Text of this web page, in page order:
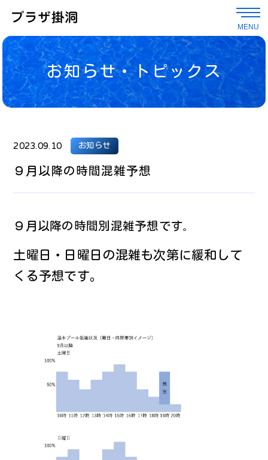
お知らせ・トピックス
2023.09.10 お知らせ
９月以降の時間混雑予想
９月以降の時間別混雑予想です。
土曜日・日曜日の混雑も次第に緩和して
くる予想です。
MENU